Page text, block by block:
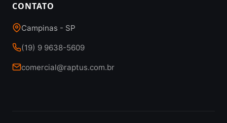
CONTATO
Campinas - SP
(19) 9 9638-5609
comercial@raptus.com.br